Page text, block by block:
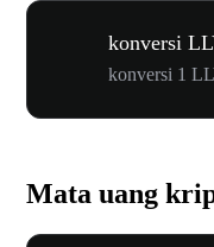
konversi
konversi 1
Mata uang